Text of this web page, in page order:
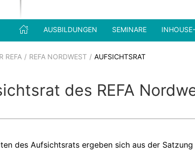
AUSBILDUNGEN SEMINARE
REFA REFA NORDWEST AUFSICHTSRAT
des REFA
des Aufsichtsrats ergeben sich aus der